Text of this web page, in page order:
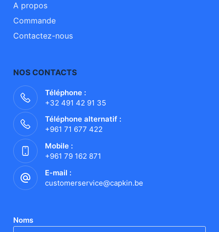
A propos
Commande
Contactez-nous
NOS CONTACTS
Téléphone :
+32 491 42 91 35
Téléphone alternatif :
+961 71 677 422
Mobile :
+961 79 162 871
E-mail :
customerservice@capkin.be
Noms